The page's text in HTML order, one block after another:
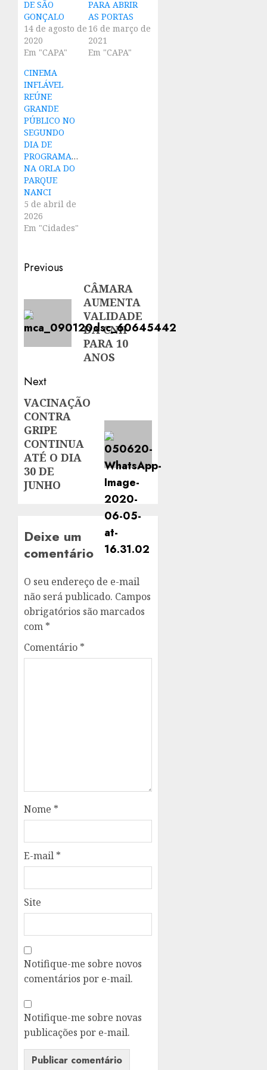
DE SÃO
GONÇALO
14 de agosto de
2020
Em "CAPA"
PARA ABRIR
AS PORTAS
16 de março de
2021
Em "CAPA"
CINEMA
INFLÁVEL
REÚNE
GRANDE
PÚBLICO NO
SEGUNDO
DIA DE
PROGRAMAÇÃO
NA ORLA DO
PARQUE
NANCI
5 de abril de
2026
Em "Cidades"
Post
navigation
Previous
post:
CÂMARA
AUMENTA
VALIDADE
DA CNH
PARA 10
ANOS
Next
Next
post:
VACINAÇÃO
CONTRA
GRIPE
CONTINUA
ATÉ O DIA
30 DE
JUNHO
Deixe um
comentário
O seu endereço de e-mail
não será publicado. Campos
obrigatórios são marcados
com *
Comentário *
Nome *
E-mail *
Site
Notifique-me sobre novos
comentários por e-mail.
Notifique-me sobre novas
publicações por e-mail.